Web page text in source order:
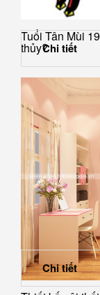
Tuổi Tân Mùi
thủy?Chi tiết
Chi tiết